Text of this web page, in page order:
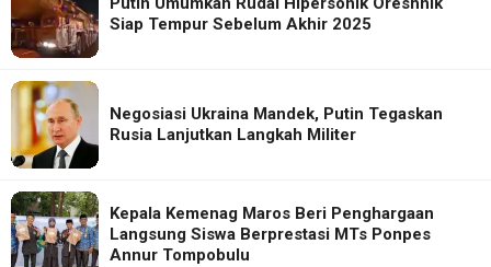
Siap Tempur Sebelum Akhir 2025
Negosiasi Ukraina Mandek, Putin Tegaskan
Rusia Lanjutkan Langkah Militer
Kepala Kemenag Maros Beri Penghargaan
Langsung Siswa Berprestasi MTs Ponpes
Annur Tompobulu